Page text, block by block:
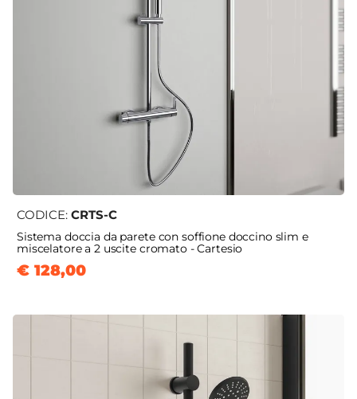
CODICE: CRTS-C
Sistema doccia da parete con soffione doccino slim e
miscelatore a 2 uscite cromato - Cartesio
€ 128,00